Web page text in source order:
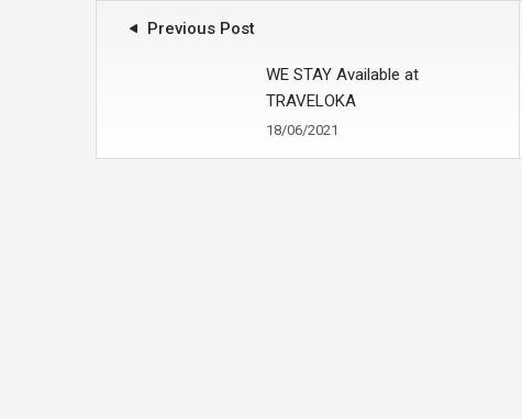
Previous Post
WE STAY Available at
TRAVELOKA
18/06/2021